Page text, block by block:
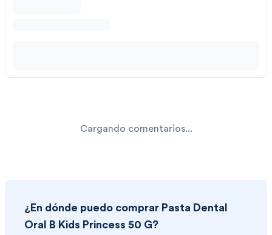
Cargando comentarios...
¿En dónde puedo comprar Pasta Dental
Oral B Kids Princess 50 G?